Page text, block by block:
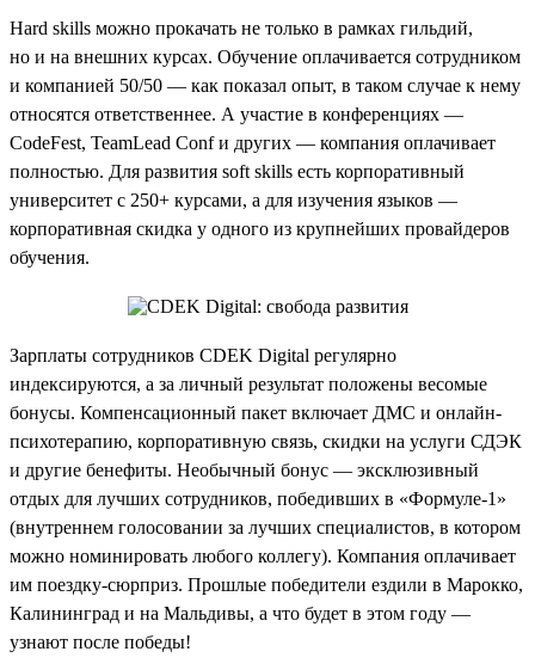
Hard skills можно прокачать не только в рамках гильдий,
но и на внешних курсах. Обучение оплачивается сотрудником
и компанией 50/50 — как показал опыт, в таком случае к нему
относятся ответственнее. А участие в конференциях —
CodeFest, TeamLead Conf и других — компания оплачивает
полностью. Для развития soft skills есть корпоративный
университет с 250+ курсами, а для изучения языков —
корпоративная скидка у одного из крупнейших провайдеров
обучения.
Зарплаты сотрудников CDEK Digital регулярно
индексируются, а за личный результат положены весомые
бонусы. Компенсационный пакет включает ДМС и онлайн-
психотерапию, корпоративную связь, скидки на услуги СДЭК
и другие бенефиты. Необычный бонус — эксклюзивный
отдых для лучших сотрудников, победивших в «Формуле-1»
(внутреннем голосовании за лучших специалистов, в котором
можно номинировать любого коллегу). Компания оплачивает
им поездку-сюрприз. Прошлые победители ездили в Марокко,
Калининград и на Мальдивы, а что будет в этом году —
узнают после победы!